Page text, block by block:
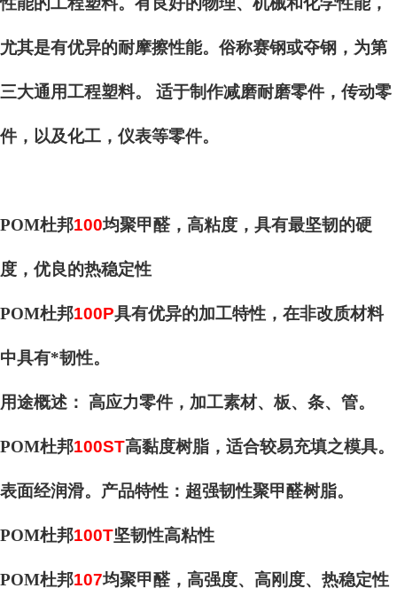
尤其是有优异的耐摩擦性能。俗称赛钢或夺钢，为第
三大通用工程塑料。 适于制作减磨耐磨零件，传动零
件，以及化工，仪表等零件。
POM杜邦100均聚甲醛，高粘度，具有最坚韧的硬
度，优良的热稳定性
POM杜邦100P具有优异的加工特性，在非改质材料
中具有*韧性。
用途概述： 高应力零件，加工素材、板、条、管。
POM杜邦100ST高黏度树脂，适合较易充填之模具。
表面经润滑。产品特性：超强韧性聚甲醛树脂。
POM杜邦100T坚韧性高粘性
POM杜邦107均聚甲醛，高强度、高刚度、热稳定性